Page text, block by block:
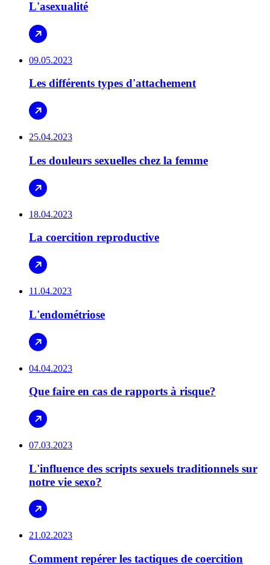
L'asexualité
09.05.2023
Les différents types d'attachement
25.04.2023
Les douleurs sexuelles chez la femme
18.04.2023
La coercition reproductive
11.04.2023
L'endométriose
04.04.2023
Que faire en cas de rapports à risque?
07.03.2023
L'influence des scripts sexuels traditionnels sur
notre vie sexo?
21.02.2023
Comment repérer les tactiques de coercition